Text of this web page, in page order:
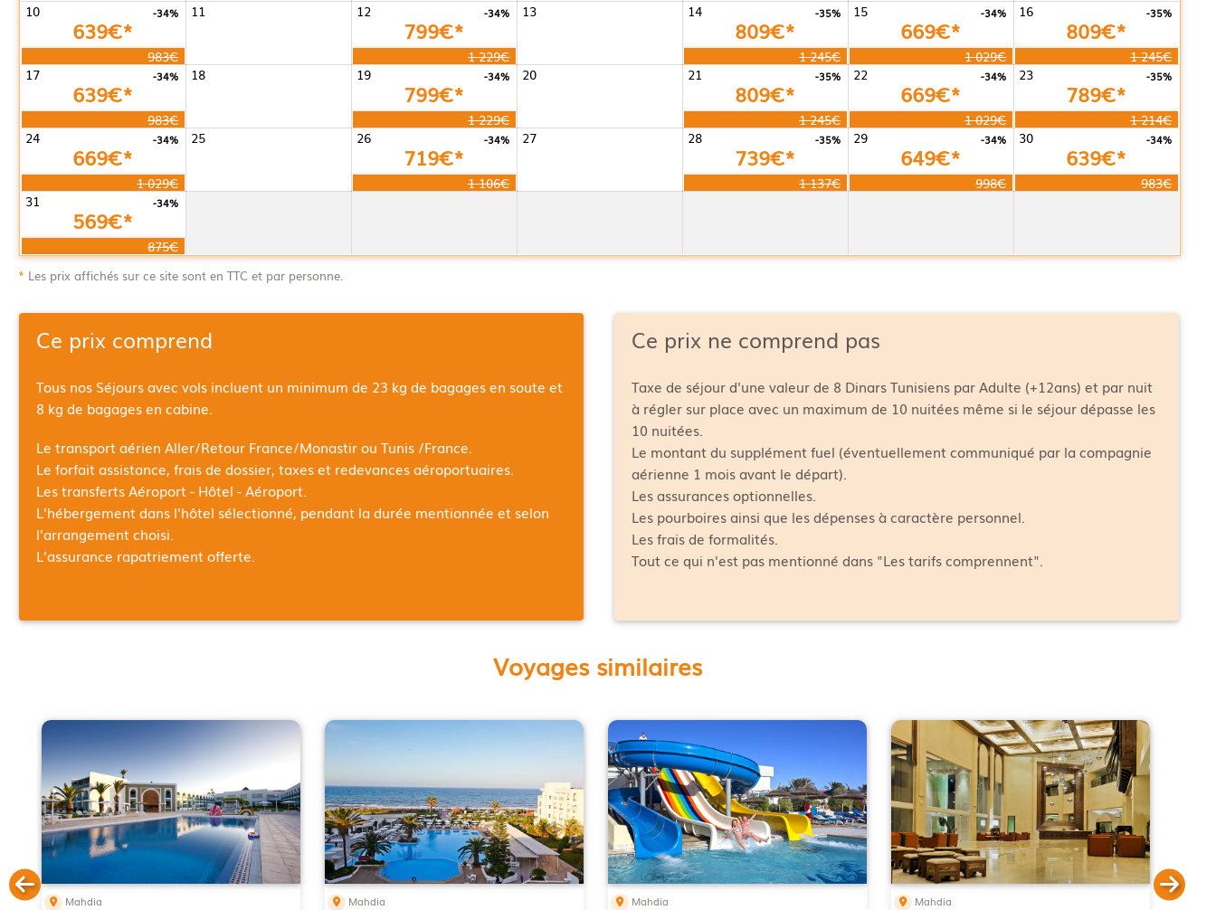
Ce prix comprend
Tous nos Séjours avec vols incluent un minimum de 23 kg de bagages en soute et
8 kg de bagages en cabine.
Le transport aérien Aller/Retour France/Monastir ou Tunis /France.
Le forfait assistance, frais de dossier, taxes et redevances aéroportuaires.
Les transferts Aéroport - Hôtel - Aéroport.
L'hébergement dans l'hôtel sélectionné, pendant la durée mentionnée et selon
l'arrangement choisi.
L'assurance rapatriement offerte.
Ce prix ne comprend pas
Taxe de séjour d'une valeur de 8 Dinars Tunisiens par Adulte (+12ans) et par nuit
à régler sur place avec un maximum de 10 nuitées même si le séjour dépasse les
10 nuitées.
Le montant du supplément fuel (éventuellement communiqué par la compagnie
aérienne 1 mois avant le départ).
Les assurances optionnelles.
Les pourboires ainsi que les dépenses à caractère personnel.
Les frais de formalités.
Tout ce qui n'est pas mentionné dans "Les tarifs comprennent".
10 11 12 13 14 15 16
-34%
639€*
983€
-34%
799€*
1 229€
-35%
809€*
1 245€
-34%
669€*
1 029€
-35%
809€*
1 245€
17
18 19 20 21 22 23
-34%
639€*
983€
-34%
799€*
1 229€
-35%
809€*
1 245€
-34%
669€*
1 029€
-35%
789€*
1 214€
24
25 26 27 28 29 30
-34%
669€*
1 029€
-34%
719€*
1 106€
-35%
739€*
1 137€
-34%
649€*
998€
-34%
639€*
983€
31
-34%
569€*
875€
* Les prix affichés sur ce site sont en TTC et par personne.
Voyages similaires
Mahdia Mahdia Mahdia Mahdia